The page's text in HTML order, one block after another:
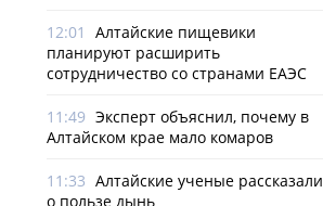
12:01
Алтайские пищевики
планируют расширить
сотрудничество со странами ЕАЭС
11:49 Эксперт объяснил, почему в
Алтайском крае мало комаров
11:33 Алтайские ученые рассказали
о пользе дынь